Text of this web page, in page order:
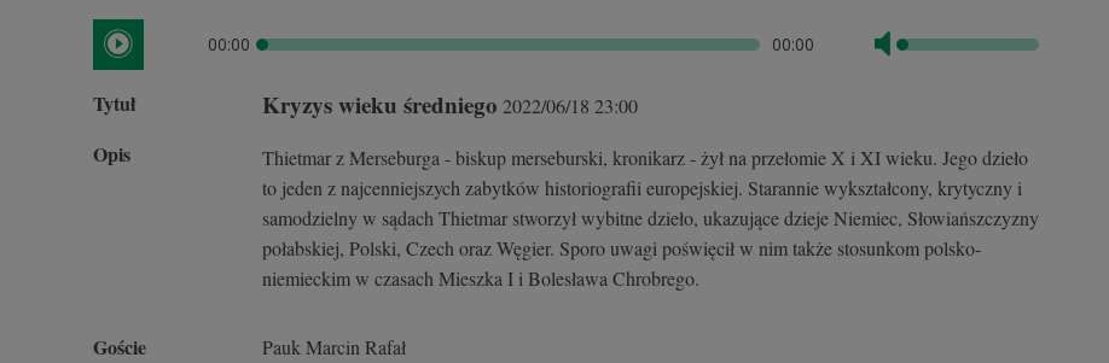
00:00 00:00
Tytuł Kryzys wieku średniego 2022/06/18 23:00
Opis
Thietmar z Merseburga - biskup merseburski, kronikarz - żył na przełomie X i XI wieku. Jego dzieło
to jeden z najcenniejszych zabytków historiografii europejskiej. Starannie wykształcony, krytyczny i
samodzielny w sądach Thietmar stworzył wybitne dzieło, ukazujące dzieje Niemiec, Słowiańszczyzny
połabskiej, Polski, Czech oraz Węgier. Sporo uwagi poświęcił w nim także stosunkom polsko-
niemieckim w czasach Mieszka I i Bolesława Chrobrego.
Goście Pauk Marcin Rafał